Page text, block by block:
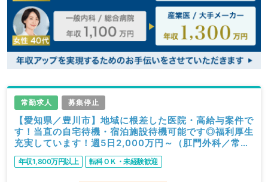
常勤求人 募集停止
【愛知県／豊川市】地域に根差した医院・高給与案件で
す！当直の自宅待機・宿泊施設待機可能です◎福利厚生
充実しています！週5日2,000万円～（肛門外科／常
勤）
年収1,800万円以上 転科ＯＫ・未経験歓迎